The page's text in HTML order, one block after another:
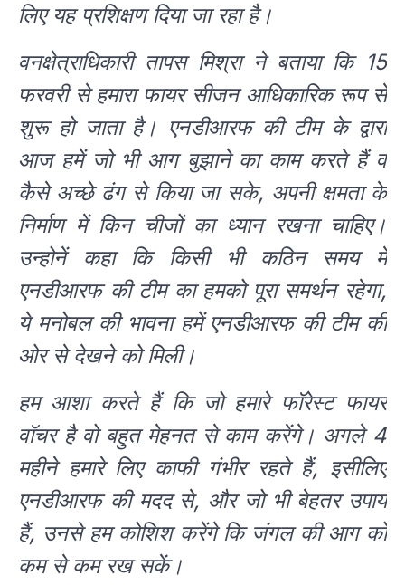
लिए यह प्रशिक्षण दिया जा रहा है।
वन‌क्षेत्राधिकारी तापस मिश्रा ने बताया कि 15
फरवरी से हमारा फायर सीजन आधिकारिक रूप से
शुरू हो जाता है। एनडीआरफ की टीम के द्वारा
आज हमें जो भी आग बुझाने का काम करते हैं व
कैसे अच्छे ढंग से किया जा सके, अपनी क्षमता के
निर्माण में किन चीजों का ध्यान रखना चाहिए।
उन्होनें कहा कि किसी भी कठिन समय में
एनडीआरफ की टीम का हमको पूरा समर्थन रहेगा,
ये मनोबल की भावना हमें एनडीआरफ की टीम की
ओर से देखने को मिली।
हम आशा करते हैं कि जो हमारे फॉरेस्ट फायर
वॉचर है वो बहुत मेहनत से काम करेंगे। अगले 4
महीने हमारे लिए काफी गंभीर रहते हैं, इसीलिए
एनडीआरफ की मदद से, और जो भी बेहतर उपाय
हैं, उनसे हम कोशिश करेंगे कि जंगल की आग को
कम से कम रख सकें।